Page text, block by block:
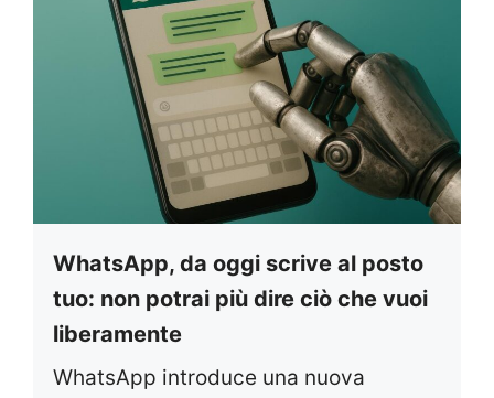
WhatsApp, da oggi scrive al posto
tuo: non potrai più dire ciò che vuoi
liberamente
WhatsApp introduce una nuova